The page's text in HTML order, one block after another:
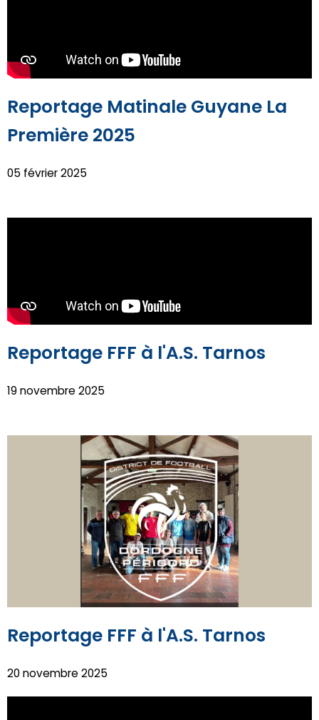
Reportage Matinale Guyane La
Première 2025
05 février 2025
Reportage FFF à l'A.S. Tarnos
19 novembre 2025
Reportage FFF à l'A.S. Tarnos
20 novembre 2025